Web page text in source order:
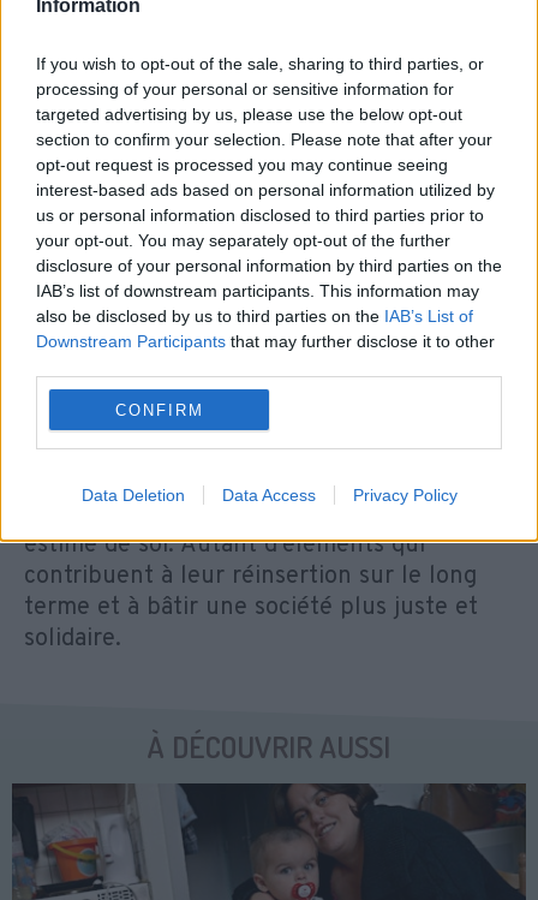
Information
If you wish to opt-out of the sale, sharing to third parties, or
processing of your personal or sensitive information for
targeted advertising by us, please use the below opt-out
section to confirm your selection. Please note that after your
opt-out request is processed you may continue seeing
interest-based ads based on personal information utilized by
us or personal information disclosed to third parties prior to
your opt-out. You may separately opt-out of the further
disclosure of your personal information by third parties on the
IAB’s list of downstream participants. This information may
also be disclosed by us to third parties on the IAB’s List of
Downstream Participants that may further disclose it to other
CONFIRM
Data Deletion Data Access Privacy Policy
Aujourd’hui, c’est notre CHU La Passerelle
qui participe à un événement à la paroisse
Saint-Honoré d’Amiens. À cette occasion,
nous avons demandé aux personnes
accompagnées à la Passerelle de s’exprimer
librement sur le thème de la misère. Les
créations de nos résidents seront ensuite
présentées lors d’une exposition à la
paroisse Saint-Honoré de 14h30 à 17h00.
Pour l’Îlot, ces initiatives sont essentielles
car elles permettent de
entre les personnes marginalisées et les
habitants des quartiers voisins. Elles
participent ainsi à faire changer le regard
que l’on porte sur elles et à favoriser leur
estime de soi. Autant d’éléments qui
contribuent à leur réinsertion sur le long
terme et à bâtir une société plus juste et
solidaire.
À DÉCOUVRIR AUSSI